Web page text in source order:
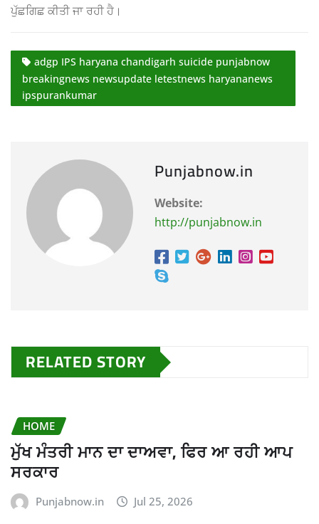
ਪੁੱਛਗਿਛ ਕੀਤੀ ਜਾ ਰਹੀ ਹੈ।
adgp IPS haryana chandigarh suicide punjabnow
breakingnews newsupdate letestnews haryananews
ipspurankumar
Punjabnow.in
Website:
http://punjabnow.in
RELATED STORY
HOME
ਮੁੱਖ ਮੰਤਰੀ ਮਾਨ ਦਾ ਦਾਅਵਾ, ਫਿਰ ਆ ਰਹੀ ਆਪ
ਸਰਕਾਰ
Punjabnow.in Jul 25, 2026